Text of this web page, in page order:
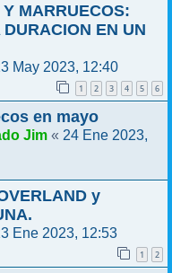
MARRUECOS:
EN UN
May 2023, 12:40
1 2 3 4 5 6
en mayo
Jim « 24 Ene 2023,
y
Ene 2023, 12:53
1 2